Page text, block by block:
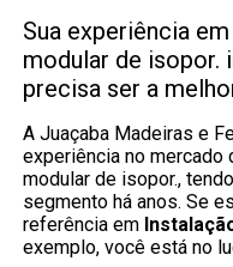
Sua experiência
modular de isopor.
precisa ser a
A Juaçaba Madeiras e
experiência no mercado
modular de isopor.,
segmento há anos. Se
referência em
exemplo, você está no